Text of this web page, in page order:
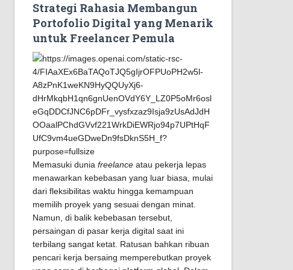
Strategi Rahasia Membangun
Portofolio Digital yang Menarik
untuk Freelancer Pemula
Memasuki dunia freelance atau pekerja lepas
menawarkan kebebasan yang luar biasa, mulai
dari fleksibilitas waktu hingga kemampuan
memilih proyek yang sesuai dengan minat.
Namun, di balik kebebasan tersebut,
persaingan di pasar kerja digital saat ini
terbilang sangat ketat. Ratusan bahkan ribuan
pencari kerja bersaing memperebutkan proyek